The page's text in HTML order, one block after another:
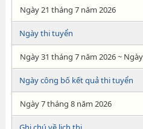
Ngày 21 tháng 7 năm 2026
Ngày thi tuyển
Ngày 31 tháng 7 năm 2026 ~
Ngày công bố kết quả thi tuyển
Ngày 7 tháng 8 năm 2026